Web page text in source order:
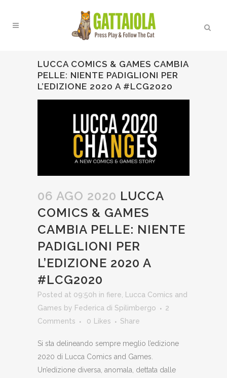
LUCCA COMICS & GAMES CAMBIA
PELLE: NIENTE PADIGLIONI PER
L’EDIZIONE 2020 A #LCG2020
06 AGO 2020 LUCCA
COMICS & GAMES
CAMBIA PELLE: NIENTE
PADIGLIONI PER
L’EDIZIONE 2020 A
#LCG2020
Posted at 09:50h in fiere
Lucca Comics and
Games by Federica di Spilimbergo
2
Comments
0 Likes Share
Si sta delineando sempre meglio l’edizione
2020 di Lucca Comics and Games.
Un’edizione diversa, anomala, dettata dalle